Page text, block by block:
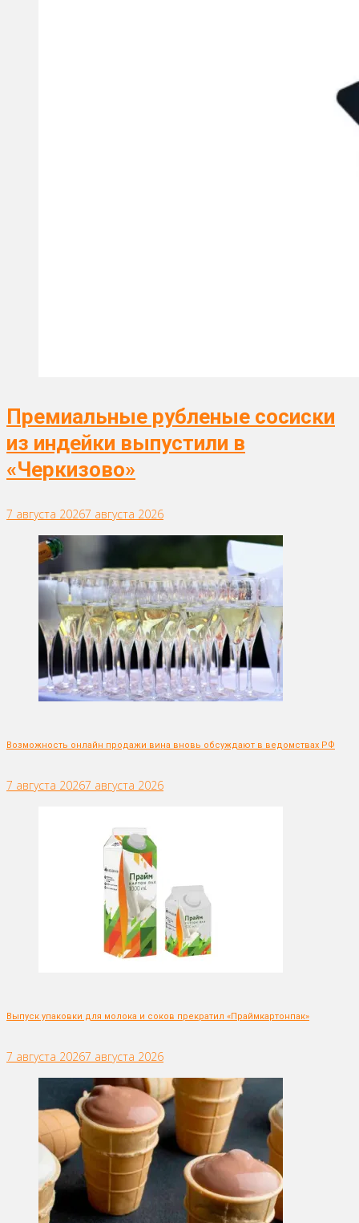
Премиальные рубленые сосиски
из индейки выпустили в
«Черкизово»
7 августа 20267 августа 2026
Возможность онлайн продажи вина вновь обсуждают в ведомствах РФ
7 августа 20267 августа 2026
Выпуск упаковки для молока и соков прекратил «Праймкартонпак»
7 августа 20267 августа 2026